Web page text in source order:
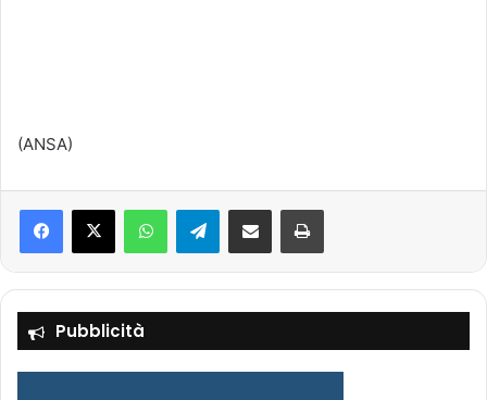
(ANSA)
Telegram
Pubblicità